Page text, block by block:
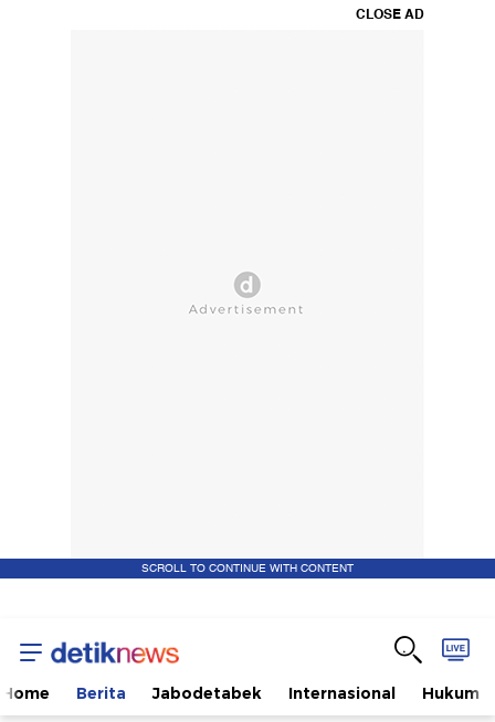
CLOSE AD
SCROLL TO CONTINUE WITH CONTENT
Home Berita Jabodetabek Internasional Hukum